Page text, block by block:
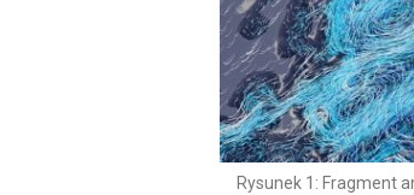
Rysunek 1: Fragment